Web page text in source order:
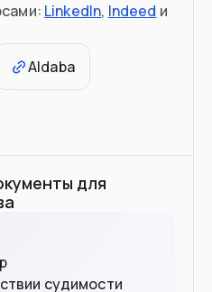
LinkedIn, Indeed и
Aldaba
для
судимости